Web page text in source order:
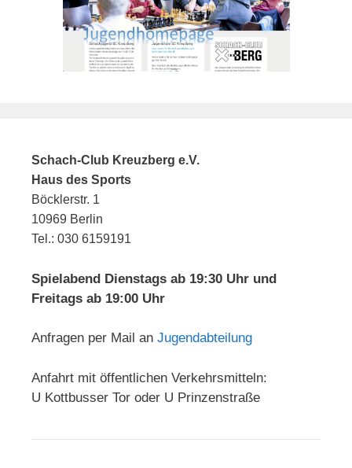
Schach-Club Kreuzberg e.V.
Haus des Sports
Böcklerstr. 1
10969 Berlin
Tel.: 030 6159191
Spielabend Dienstags ab 19:30 Uhr und
Freitags ab 19:00 Uhr
Anfragen per Mail an Jugendabteilung
Anfahrt mit öffentlichen Verkehrsmitteln:
U Kottbusser Tor oder U Prinzenstraße